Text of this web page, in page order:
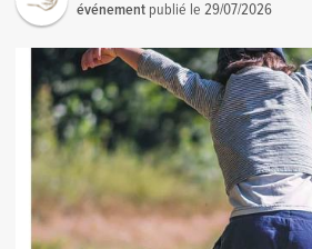
événement publié le29/07/2026